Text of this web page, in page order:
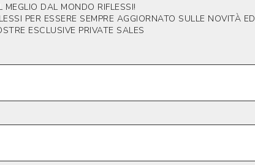
DAL MONDO RIFLESSI!
PER ESSERE SEMPRE AGGIORNATO SULLE NOVITÀ ED
ESCLUSIVE PRIVATE SALES